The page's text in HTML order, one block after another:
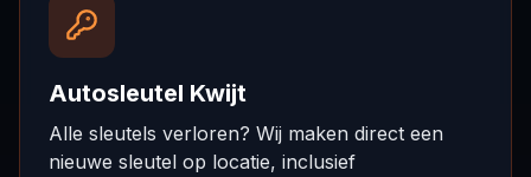
Autosleutel Kwijt
Alle sleutels verloren? Wij maken direct een
nieuwe sleutel op locatie, inclusief